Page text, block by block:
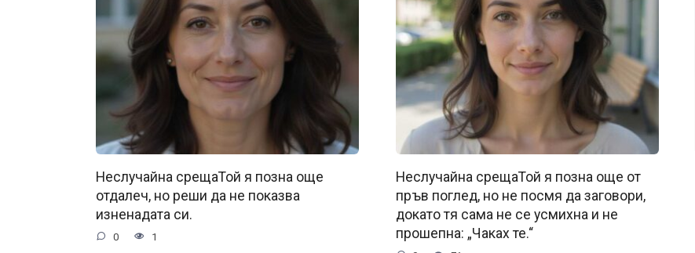
Неслучайна срещаТой я позна още
отдалеч, но реши да не показва
изненадата си.
0 1
Неслучайна срещаТой я позна още от
пръв поглед, но не посмя да заговори,
докато тя сама не се усмихна и не
прошепна: „Чаках те.“